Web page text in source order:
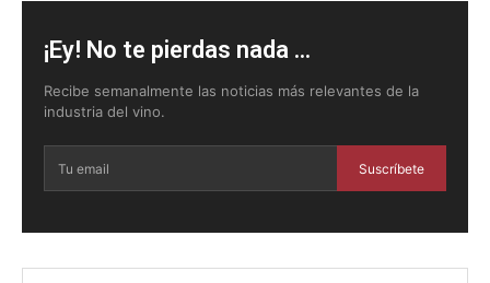
¡Ey! No te pierdas nada ...
Recibe semanalmente las noticias más relevantes de la
industria del vino.
Suscríbete